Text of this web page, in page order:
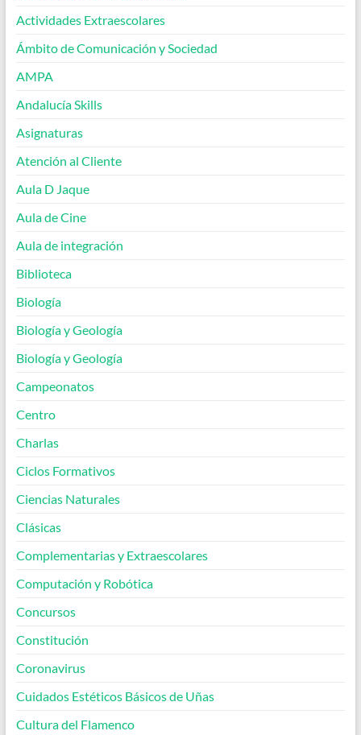
Actividades Extraescolares
Ámbito de Comunicación y Sociedad
AMPA
Andalucía Skills
Asignaturas
Atención al Cliente
Aula D Jaque
Aula de Cine
Aula de integración
Biblioteca
Biología
Biología y Geología
Biología y Geología
Campeonatos
Centro
Charlas
Ciclos Formativos
Ciencias Naturales
Clásicas
Complementarias y Extraescolares
Computación y Robótica
Concursos
Constitución
Coronavirus
Cuidados Estéticos Básicos de Uñas
Cultura del Flamenco